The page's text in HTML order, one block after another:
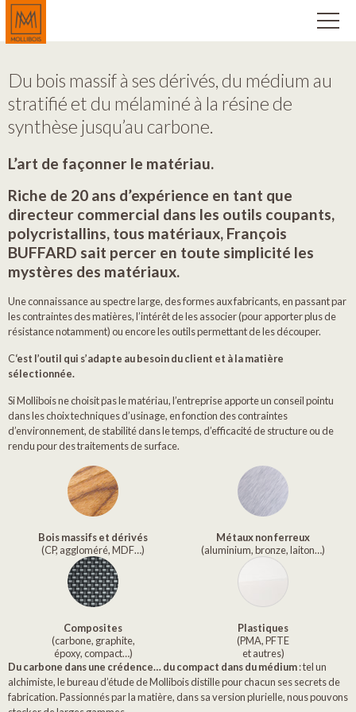
Du bois massif à ses dérivés, du médium au
stratifié et du mélaminé à la résine de
synthèse jusqu’au carbone.
L’art de façonner le matériau.
Riche de 20 ans d’expérience en tant que
directeur commercial dans les outils coupants,
polycristallins, tous matériaux, François
BUFFARD sait percer en toute simplicité les
mystères des matériaux.
Une connaissance au spectre large, des formes aux fabricants, en passant par
les contraintes des matières, l’intérêt de les associer (pour apporter plus de
résistance notamment) ou encore les outils permettant de les découper.
C‘est l’outil qui s’adapte au besoin du client et à la matière
sélectionnée.
Si Mollibois ne choisit pas le matériau, l’entreprise apporte un conseil pointu
dans les choix techniques d’usinage, en fonction des contraintes
d’environnement, de stabilité dans le temps, d’efficacité de structure ou de
rendu pour des traitements de surface.
Bois massifs et dérivés
(CP, aggloméré, MDF…)
Composites
(carbone, graphite,
époxy, compact…)
Métaux non ferreux
(aluminium, bronze, laiton…)
Plastiques
(PMA, PFTE
et autres)
Du carbone dans une crédence… du compact dans du médium: tel un
alchimiste, le bureau d’étude de Mollibois distille pour chacun ses secrets de
fabrication. Passionnés par la matière, dans sa version plurielle, nous pouvons